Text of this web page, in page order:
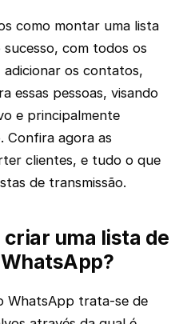
como montar uma lista
com todos os
os contatos,
essas pessoas, visando
e principalmente
Confira agora as
clientes, e tudo o que
de transmissão.
uma lista de
WhatsApp trata-se de